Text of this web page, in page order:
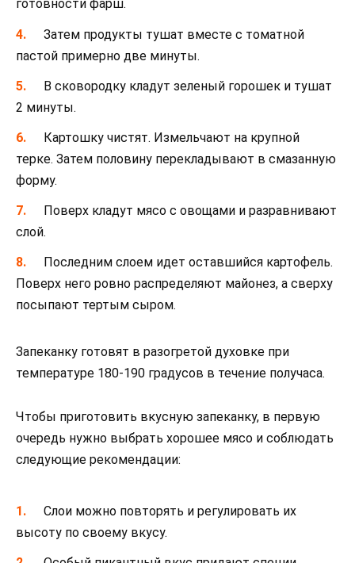
готовности фарш.
Затем продукты тушат вместе с томатной
пастой примерно две минуты.
В сковородку кладут зеленый горошек и тушат
2 минуты.
Картошку чистят. Измельчают на крупной
терке. Затем половину перекладывают в смазанную
форму.
Поверх кладут мясо с овощами и разравнивают
слой.
Последним слоем идет оставшийся картофель.
Поверх него ровно распределяют майонез, а сверху
посыпают тертым сыром.
Запеканку готовят в разогретой духовке при
температуре 180-190 градусов в течение получаса.
Чтобы приготовить вкусную запеканку, в первую
очередь нужно выбрать хорошее мясо и соблюдать
следующие рекомендации:
Слои можно повторять и регулировать их
высоту по своему вкусу.